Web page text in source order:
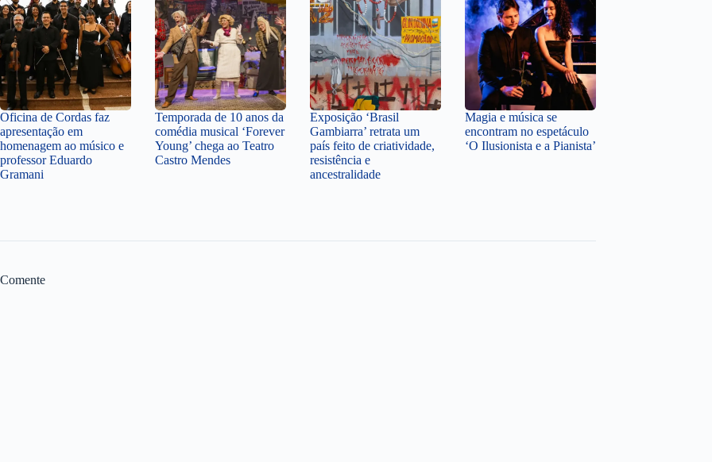
Oficina de Cordas faz
apresentação em
homenagem ao músico e
professor Eduardo
Gramani
Temporada de 10 anos da
comédia musical ‘Forever
Young’ chega ao Teatro
Castro Mendes
Exposição ‘Brasil
Gambiarra’ retrata um
país feito de criatividade,
resistência e
ancestralidade
Magia e música se
encontram no espetáculo
‘O Ilusionista e a Pianista’
Comente